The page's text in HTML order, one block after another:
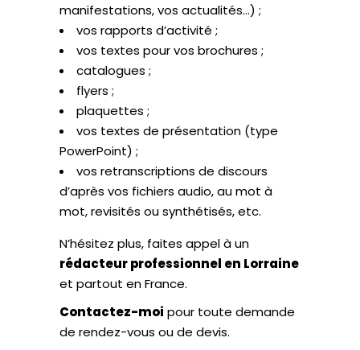
manifestations, vos actualités…) ;
vos rapports d’activité ;
vos textes pour vos brochures ;
catalogues ;
flyers ;
plaquettes ;
vos textes de présentation (type
PowerPoint) ;
vos retranscriptions de discours
d’après vos fichiers audio, au mot à
mot, revisités ou synthétisés, etc.
N’hésitez plus, faites appel à un
rédacteur professionnel en Lorraine
et partout en France.
Contactez-moi pour toute demande
de rendez-vous ou de devis.